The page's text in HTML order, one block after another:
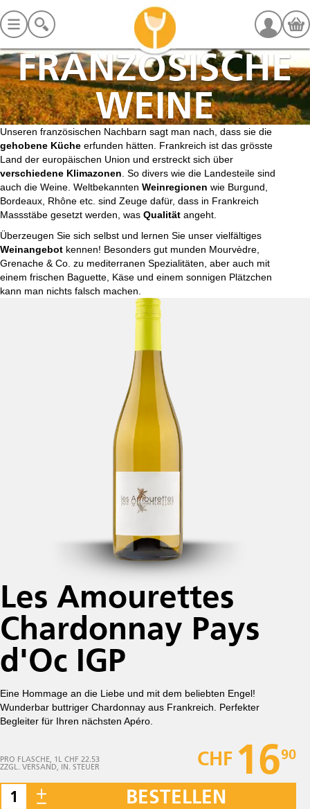
FRANZÖSISCHE
WEINE
Unseren französischen Nachbarn sagt man nach, dass sie die
gehobene Küche erfunden hätten. Frankreich ist das grösste
Land der europäischen Union und erstreckt sich über
verschiedene Klimazonen . So divers wie die Landesteile sind
auch die Weine. Weltbekannten Weinregionen wie Burgund,
Bordeaux, Rhône etc. sind Zeuge dafür, dass in Frankreich
Massstäbe gesetzt werden, was Qualität angeht.
Überzeugen Sie sich selbst und lernen Sie unser vielfältiges
Weinangebot kennen! Besonders gut munden Mourvèdre,
Grenache & Co. zu mediterranen Spezialitäten, aber auch mit
einem frischen Baguette, Käse und einem sonnigen Plätzchen
kann man nichts falsch machen.
Les Amourettes
Chardonnay Pays
d'Oc IGP
Eine Hommage an die Liebe und mit dem beliebten Engel!
Wunderbar buttriger Chardonnay aus Frankreich. Perfekter
Begleiter für Ihren nächsten Apéro.
PRO FLASCHE, 1L CHF 22.53
ZZGL. VERSAND, IN. STEUER
CHF 1690
BESTELLEN